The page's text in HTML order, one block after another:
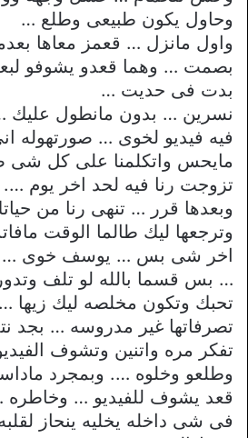
وحاول يكون طبيعى وطلع …
واول مانزل … قعمز معاها
بصمت … وهما قعدو يشوفو
بدت فى حديت …
نسرين … بدون مانطول
فيه فيديو لخوى … صورتهوله
مايحس واتكلمنا على كل شى
تزوجت رنا فيه لحد اخر يوم
وبعدها قرر … تنهى رنا من
وترجعها ليك طالما الوقت
اخر شى بس … يوسف خوى …
… بس قسما بالله لو تلف
تحبك وتكون مخلصه ليك زيها
تصرفاتها غير مدروسه … بجد
تفكر مره واتنين وتشوف
وطلعو وخلوه …. وبمجرد
قعد يشوف للفيديو …
فى شى داخله يخليه ينحاز